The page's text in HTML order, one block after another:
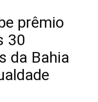
prêmio
30
da Bahia